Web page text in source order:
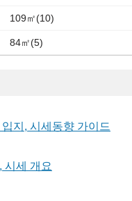
109㎡(10)
84㎡(5)
지, 시세동향 가이드
시세 개요